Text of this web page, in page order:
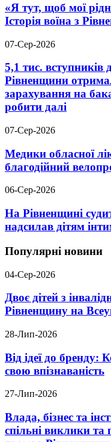
«Я тут, щоб мої
Історія воїна з
07-Сер-2026
5,1 тис. вступників
Рівненщини
зарахування на
робити далі
07-Сер-2026
Медики обласної
благодійний
06-Сер-2026
На Рівненщині
надсилав дітям
Популярні новини
04-Сер-2026
Двоє дітей з
Рівненщину на
28-Лип-2026
Від ідеї до
свою впізнаваність
27-Лип-2026
Влада, бізнес та
спільні виклики та